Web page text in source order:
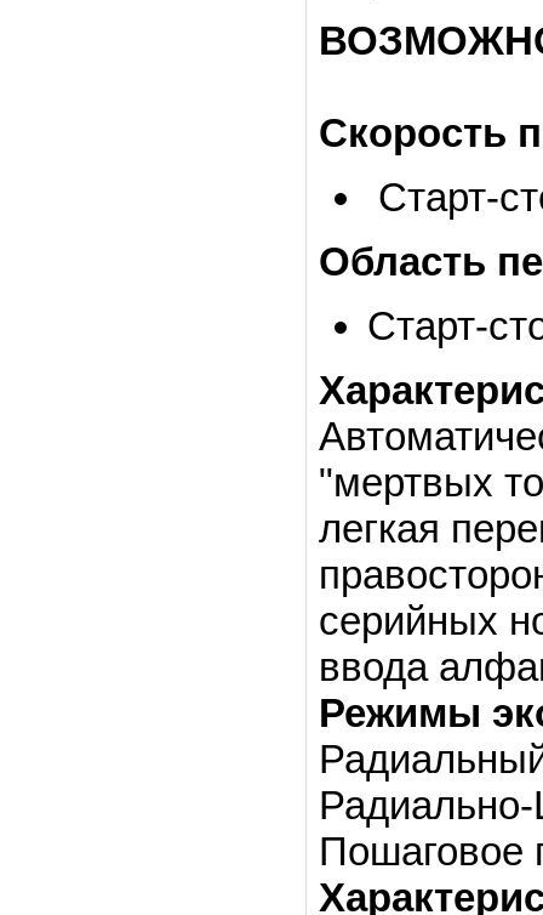
Скорость
Cтарт-
Область
Cтарт-
"мертвых
легкая
серийных
ввода
Режимы
Пошаговое